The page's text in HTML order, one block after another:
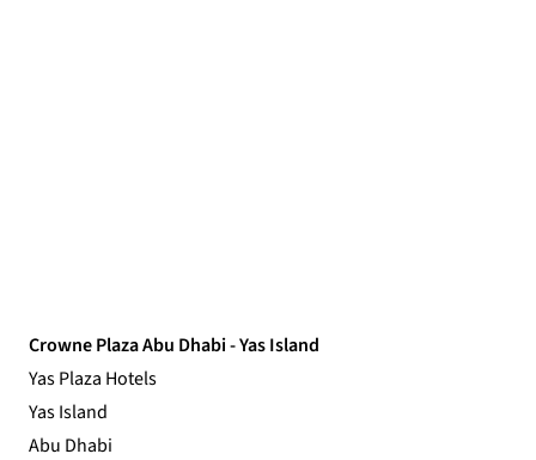
Crowne Plaza Abu Dhabi - Yas Island
Yas Plaza Hotels
Yas Island
Abu Dhabi